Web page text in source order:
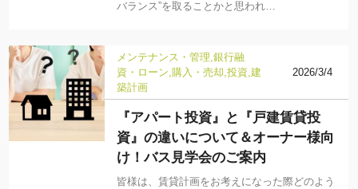
バランス”を取ることかと思われ…
メンテナンス・管理 銀行融
資・ローン 購入・売却 投資 建
築計画
2026/3/4
『アパート投資』と『戸建賃貸投
資』の違いについて＆オーナー様向
け！バス見学会のご案内
皆様は、賃貸計画をお考えになった際どのよう